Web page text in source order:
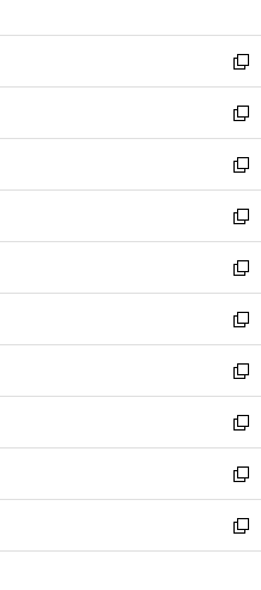
開
く
ウ
で
開
く
ン
ド
ウ
で
開
く
ウ
ィ
ン
ド
ウ
で
開
く
新
し
い
ウ
ィ
ン
ド
ウ
で
開
く
新
し
い
ウ
ィ
ン
ド
ウ
で
開
く
新
し
い
ウ
ィ
ン
ド
ウ
で
開
く
新
し
い
ウ
ィ
ン
ド
ウ
で
開
く
新
し
い
ウ
ィ
ン
ド
ウ
で
開
く
新
し
い
ウ
ィ
ン
ド
ウ
で
開
新
し
い
ウ
ィ
ン
ド
ウ
新
し
い
ウ
ィ
ン
新
し
い
ウ
新
し